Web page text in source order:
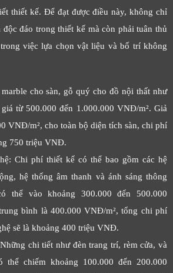
thiết kế. Để đạt được điều này, không chỉ
độc đáo trong thiết kế mà còn phải tuân thủ
việc lựa chọn vật liệu và bố trí không
cho sàn, gỗ quý cho đồ nội thất như
từ 500.000 đến 1.000.000 VNĐ/m². Giả
VNĐ/m², cho toàn bộ diện tích sàn, chi phí
750 triệu VNĐ.
Chi phí thiết kế có thể bao gồm các hệ
hệ thống âm thanh và ánh sáng thông
thể vào khoảng 300.000 đến 500.000
bình là 400.000 VNĐ/m², tổng chi phí
sẽ là khoảng 400 triệu VNĐ.
chi tiết như đèn trang trí, rèm cửa, và
thể chiếm khoảng 100.000 đến 200.000